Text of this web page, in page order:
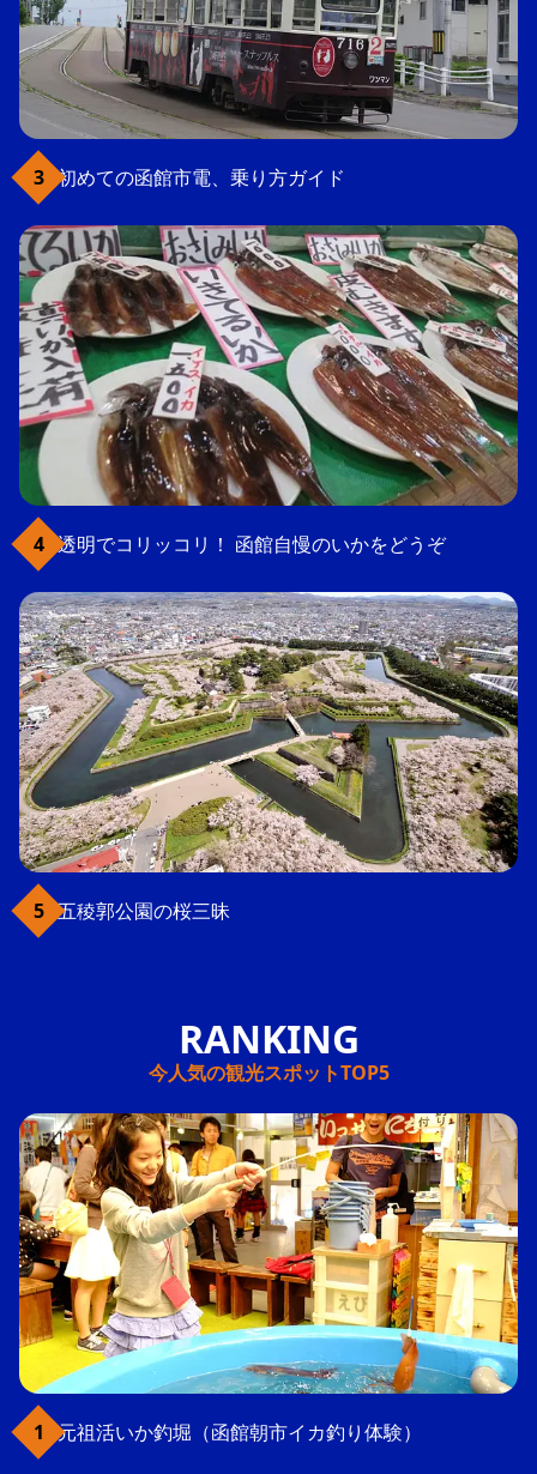
初めての函館市電、乗り方ガイド
透明でコリッコリ！ 函館自慢のいかをどうぞ
五稜郭公園の桜三昧
今人気の観光スポットTOP5
元祖活いか釣堀（函館朝市イカ釣り体験）